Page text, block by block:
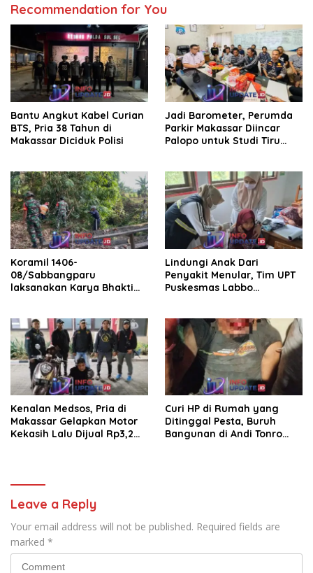
Recommendation for You
Bantu Angkut Kabel Curian
BTS, Pria 38 Tahun di
Makassar Diciduk Polisi
Jadi Barometer, Perumda
Parkir Makassar Diincar
Palopo untuk Studi Tiru
Koramil 1406-
08/Sabbangparu
laksanakan Karya Bhakti
Lindungi Anak Dari
Penyakit Menular, Tim UPT
Puskesmas Labbo
Kenalan Medsos, Pria di
Makassar Gelapkan Motor
Kekasih Lalu Dijual Rp3,2
Curi HP di Rumah yang
Ditinggal Pesta, Buruh
Bangunan di Andi Tonro
Leave a Reply
Your email address will not be published. Required fields are
marked *